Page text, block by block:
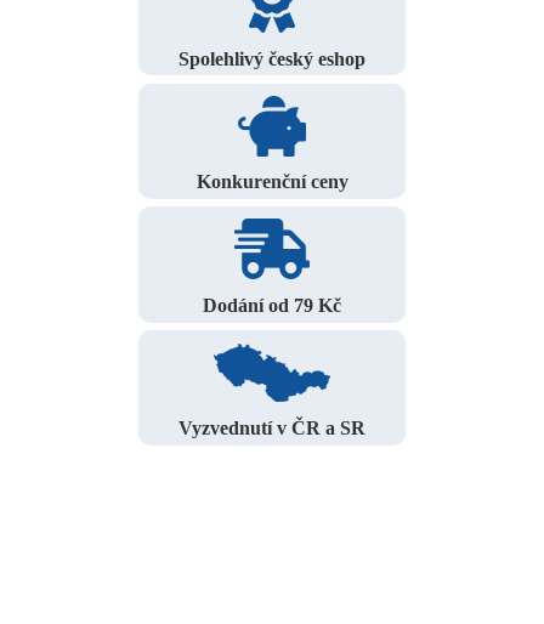
Spolehlivý český eshop
Konkurenční ceny
Dodání od 79 Kč
Vyzvednutí v ČR a SR